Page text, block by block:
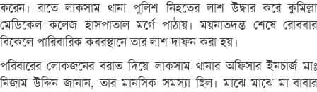
করেন। রাতে লাকসাম থানা পুলিশ নিহতের লাশ উদ্ধার করে কুমিল্লা
মেডিকেল কলেজ হাসপাতাল মর্গে পাঠায়। ময়নাতদন্ত শেষে রোববার
বিকেলে পারিবারিক কবরস্থানে তার লাশ দাফন করা হয়।
পরিবারের লোকজনের বরাত দিয়ে লাকসাম থানার অফিসার ইনচার্জ মাঃ
নিজাম উদ্দিন জানান, তার মানসিক সমস্যা ছিল। মাঝে মাঝে মা-বাবার